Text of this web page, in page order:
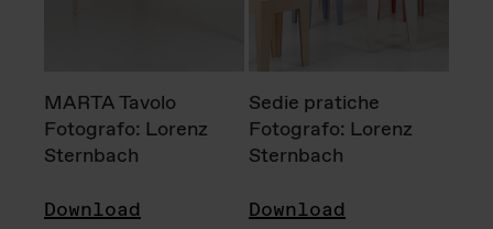
MARTA Tavolo
Fotografo: Lorenz
Sternbach
Download
Sedie pratiche
Fotografo: Lorenz
Sternbach
Download